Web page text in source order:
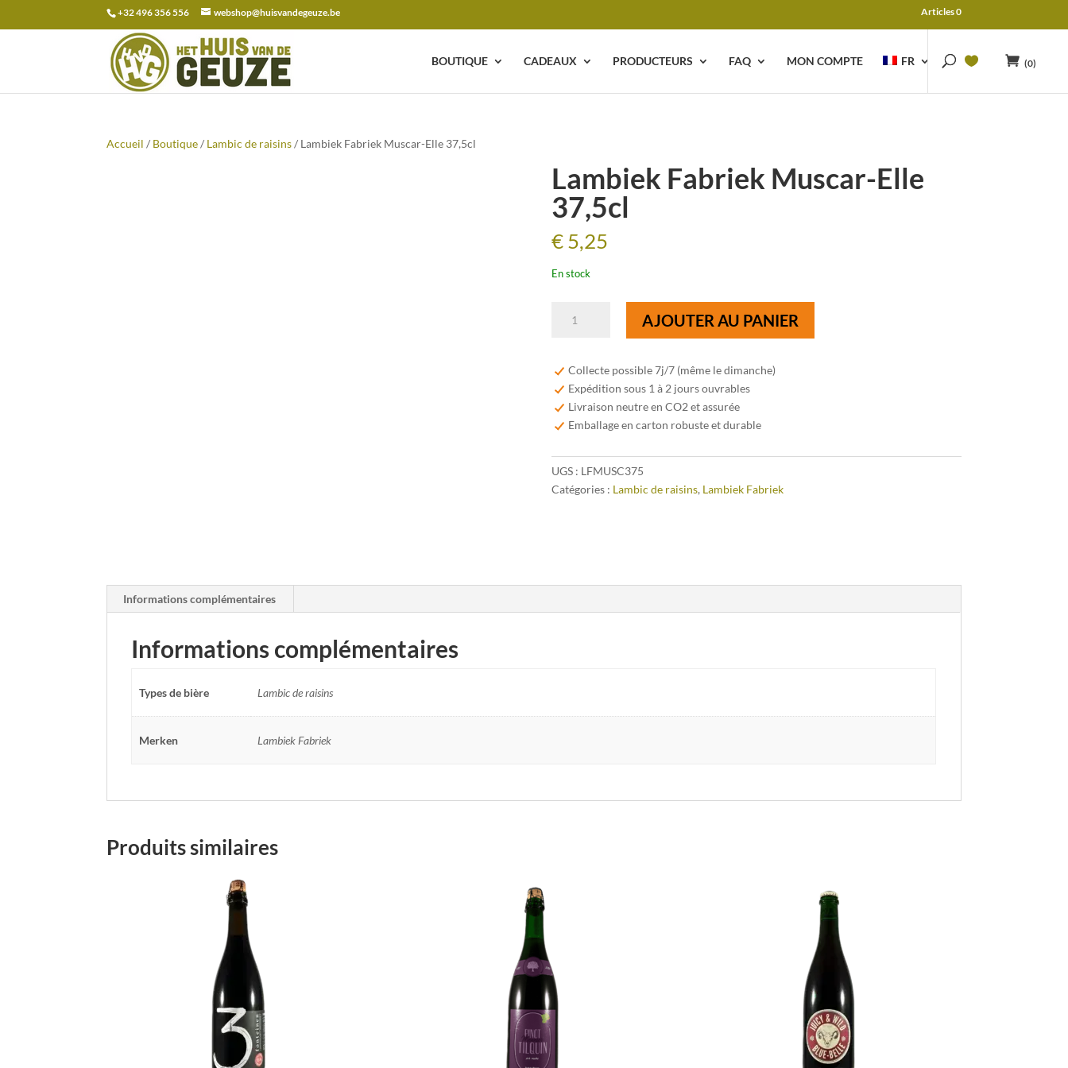
+32 496 356 556 webshop@huisvandegeuze.be Articles 0
BOUTIQUE CADEAUX PRODUCTEURS FAQ MON COMPTE FR (0)
Recherche
pour :
Accueil / Boutique/ Lambic de raisins/ Lambiek Fabriek Muscar-Elle 37,5cl
Lambiek Fabriek Muscar-Elle
37,5cl
€5,25
En stock
Fabriek
Muscar-
Elle
37,5cl
AJOUTER AU PANIER
Collecte possible 7j/7 (même le dimanche)
Expédition sous 1 à 2 jours ouvrables
Livraison neutre en CO2 et assurée
Emballage en carton robuste et durable
UGS : LFMUSC375
Catégories : Lambic de raisins, Lambiek Fabriek
Informations complémentaires
Informations complémentaires
Types de bière Lambic de raisins
Merken Lambiek Fabriek
Produits similaires